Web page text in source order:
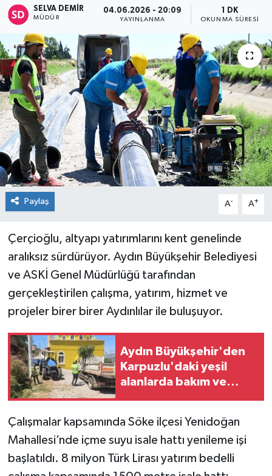
SELVA DEMIR
MÜDÜR
04.06.2026 - 20:09
YAYINLANMA
1 DK
OKUNMA SÜRESI
Paylaş A- A+
Çerçioğlu, altyapı yatırımlarını kent genelinde
aralıksız sürdürüyor. Aydın Büyükşehir Belediyesi
ve ASKİ Genel Müdürlüğü tarafından
gerçekleştirilen çalışma, yatırım, hizmet ve
projeler birer birer Aydınlılar ile buluşuyor.
Aydın Büyükşehir'den
Karpuzlu'daki yeşil
alanlarda bakım ve
Çalışmalar kapsamında Söke ilçesi Yenidoğan
Mahallesi’nde içme suyu isale hattı yenileme işi
başlatıldı. 8 milyon Türk Lirası yatırım bedelli